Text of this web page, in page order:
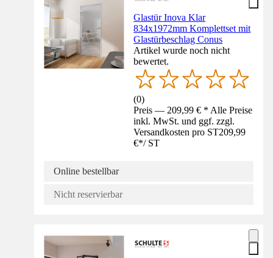
Glastür Inova Klar
834x1972mm Komplettset mit
Glastürbeschlag Conus
Artikel wurde noch nicht
bewertet.
(0)
Preis — 209,99 € * Alle Preise
inkl. MwSt. und ggf. zzgl.
Versandkosten pro ST209,99
€*/ ST
Online bestellbar
Nicht reservierbar